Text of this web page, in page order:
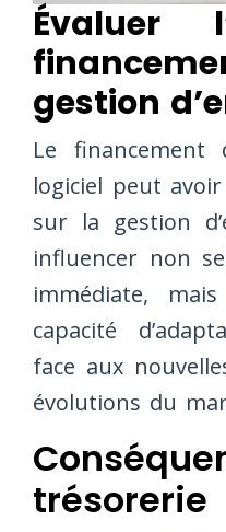
Évaluer
gestion
Le financement
logiciel peut
sur la gestion
influencer non
immédiate,
capacité
face aux
évolutions du
trésorerie